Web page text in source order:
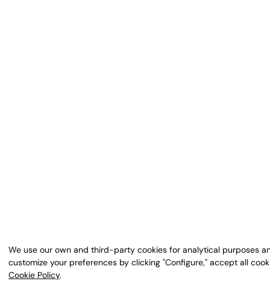
We use our own and third-party cookies for analytical purposes
customize your preferences by clicking "Configure," accept all
Cookie Policy.